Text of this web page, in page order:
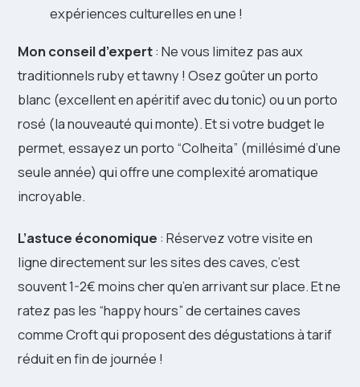
expériences culturelles en une !
Mon conseil d’expert: Ne vous limitez pas aux
traditionnels ruby et tawny ! Osez goûter un porto
blanc (excellent en apéritif avec du tonic) ou un porto
rosé (la nouveauté qui monte). Et si votre budget le
permet, essayez un porto “Colheita” (millésimé d’une
seule année) qui offre une complexité aromatique
incroyable.
L’astuce économique : Réservez votre visite en
ligne directement sur les sites des caves, c’est
souvent 1-2€ moins cher qu’en arrivant sur place. Et ne
ratez pas les “happy hours” de certaines caves
comme Croft qui proposent des dégustations à tarif
réduit en fin de journée !